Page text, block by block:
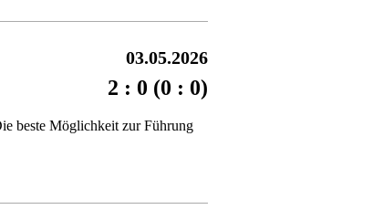
03.05.2026
2 : 0 (0 : 0)
beste Möglichkeit zur Führung